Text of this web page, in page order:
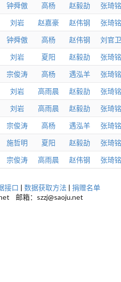
钟舜傲 高杨 赵毅劼
张琦铭
刘岩 赵嘉豪 赵伟钢
张琦铭
钟舜傲 高杨 赵伟钢
刘官卫
刘岩 夏阳 赵毅劼
张琦铭
宗俊涛 高杨 遇泓羊
张琦铭
刘岩 高雨晨 赵毅劼
张琦铭
刘岩 高雨晨 赵毅劼
张琦铭
宗俊涛 高杨 遇泓羊
张琦铭
施哲明 夏阳 赵毅劼
张琦铭
宗俊涛 高雨晨 赵伟钢 张琦铭
接口 | 数据获取方法 | 捐赠名单
邮箱：szzj@saoju.net